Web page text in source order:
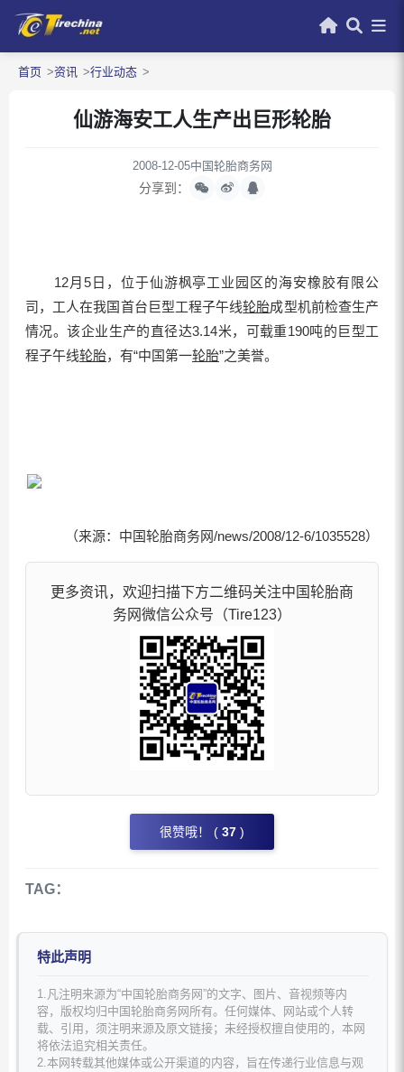
首页 资讯 行业动态
仙游海安工人生产出巨形轮胎
2008-12-05中国轮胎商务网
分享到：
12月5日，位于仙游枫亭工业园区的海安橡胶有限公
司，工人在我国首台巨型工程子午线轮胎成型机前检查生产
情况。该企业生产的直径达3.14米，可载重190吨的巨型工
程子午线轮胎，有“中国第一轮胎”之美誉。
（来源：中国轮胎商务网/news/2008/12-6/1035528）
更多资讯，欢迎扫描下方二维码关注中国轮胎商
务网微信公众号（Tire123）
很赞哦！ ( 37 )
TAG：
特此声明
1.凡注明来源为“中国轮胎商务网”的文字、图片、音视频等内
容，版权均归中国轮胎商务网所有。任何媒体、网站或个人转
载、引用，须注明来源及原文链接；未经授权擅自使用的，本网
将依法追究相关责任。
2.本网转载其他媒体或公开渠道的内容，旨在传递行业信息与观